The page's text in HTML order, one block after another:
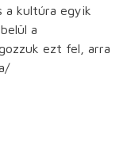
a kultúra egyik
a
ezt fel, arra